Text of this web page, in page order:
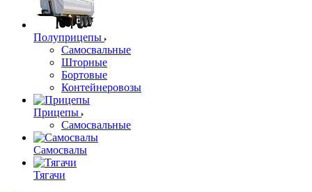
Полуприцепы
Самосвальные
Шторные
Бортовые
Контейнеровозы
Прицепы
Самосвальные
Самосвалы
Тягачи